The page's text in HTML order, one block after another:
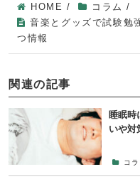
HOME / コラム /
音楽とグッズで試験勉
つ情報
関連の記事
睡眠時
いや対
コラ